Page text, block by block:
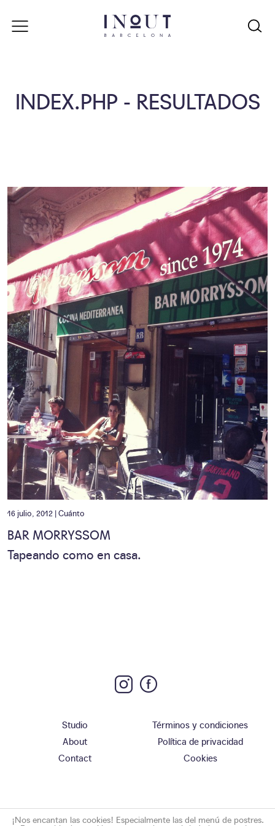
INDEX.PHP - RESULTADOS
16 julio, 2012 |Cuánto
BAR MORRYSSOM
Tapeando como en casa.
Studio
About
Contact
Términos y condiciones
Política de privacidad
Cookies
¡Nos encantan las cookies! Especialmente las del menú de postres.